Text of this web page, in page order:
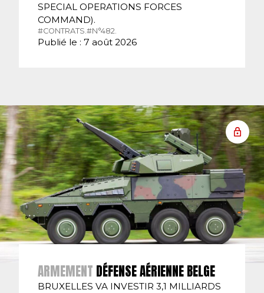
SPECIAL OPERATIONS FORCES
COMMAND).
#CONTRATS. #N°482.
Publié le : 7 août 2026
ARMEMENT DÉFENSE AÉRIENNE BELGE
BRUXELLES VA INVESTIR 3,1 MILLIARDS